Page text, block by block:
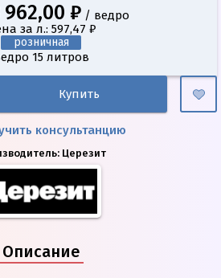
962,00 ₽/ ведро
за л.: 597,47 ₽
розничная
15 литров
Купить
консультанцию
Церезит
Описание